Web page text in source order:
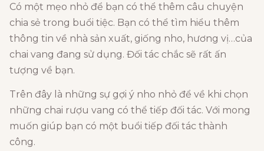
Có một mẹo nhỏ để bạn có thể thêm câu chuyện
chia sẻ trong buổi tiệc. Bạn có thể tìm hiểu thêm
thông tin về nhà sản xuất, giống nho, hương vị…của
chai vang đang sử dụng. Đối tác chắc sẽ rất ấn
tượng về bạn.
Trên đây là những sự gợi ý nho nhỏ để về khi chọn
những chai rượu vang có thể tiếp đối tác. Với mong
muốn giúp bạn có một buổi tiếp đối tác thành
công.